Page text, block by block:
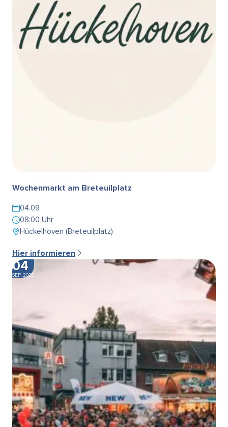
Wochenmarkt am Breteuilplatz
04.09
08:00 Uhr
Hückelhoven (Breteuilplatz)
Hier informieren
04
SEP. 2026